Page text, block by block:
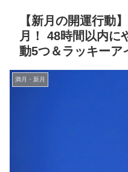
【新月の開運行動
月！ 48時間以内に
動5つ＆ラッキー
満月・新月